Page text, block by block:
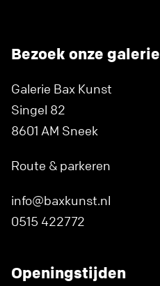
Bezoek onze galerie
Galerie Bax Kunst
Singel 82
8601 AM Sneek
Route & parkeren
info@baxkunst.nl
0515 422772
Openingstijden